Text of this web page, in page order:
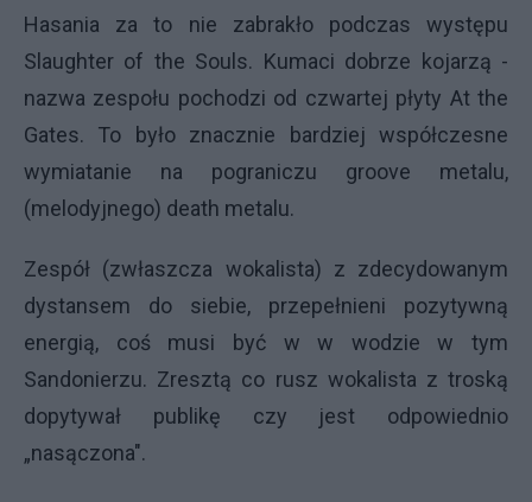
Hasania za to nie zabrakło podczas występu
Slaughter of the Souls. Kumaci dobrze kojarzą -
nazwa zespołu pochodzi od czwartej płyty At the
Gates. To było znacznie bardziej współczesne
wymiatanie na pograniczu groove metalu,
(melodyjnego) death metalu.
Zespół (zwłaszcza wokalista) z zdecydowanym
dystansem do siebie, przepełnieni pozytywną
energią, coś musi być w w wodzie w tym
Sandonierzu. Zresztą co rusz wokalista z troską
dopytywał publikę czy jest odpowiednio
„nasączona".